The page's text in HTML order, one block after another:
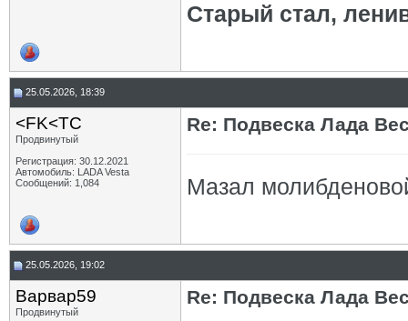
Старый стал,
25.05.2026, 18:39
<FK<TC
Продвинутый
Регистрация: 30.12.2021
Автомобиль: LADA Vesta
Сообщений: 1,084
Re: Подвеска Лада
Мазал
25.05.2026, 19:02
Варвар59
Продвинутый
Re: Подвеска Лада